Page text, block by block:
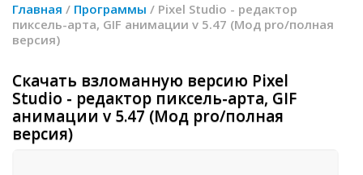
Главная / Программы / Pixel Studio - редактор
пиксель-арта, GIF анимации v 5.47 (Мод pro/полная
версия)
Скачать взломанную версию Pixel
Studio - редактор пиксель-арта, GIF
анимации v 5.47 (Мод pro/полная
версия)